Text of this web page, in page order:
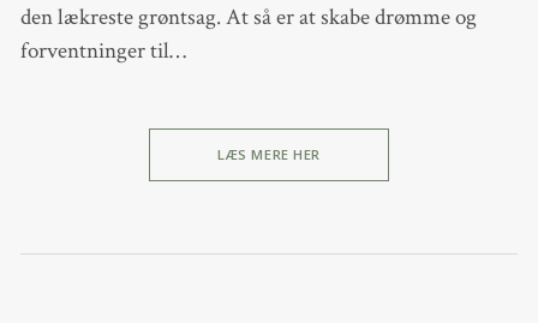
den lækreste grøntsag. At så er at skabe drømme og
forventninger til…
LÆS MERE HER